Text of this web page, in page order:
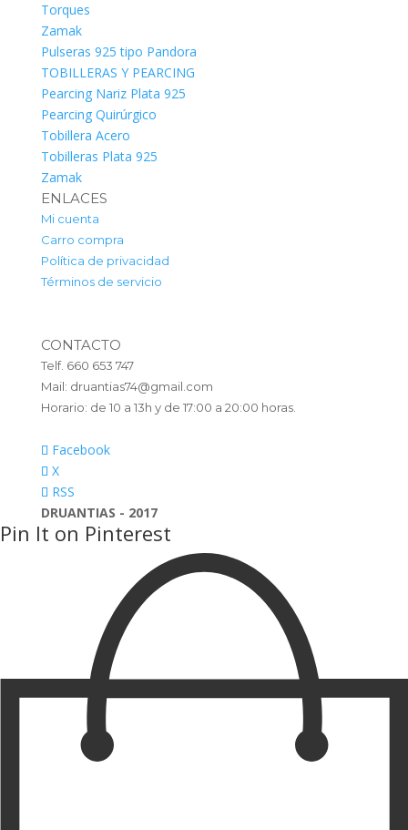
Torques
Zamak
Pulseras 925 tipo Pandora
TOBILLERAS Y PEARCING
Pearcing Nariz Plata 925
Pearcing Quirúrgico
Tobillera Acero
Tobilleras Plata 925
Zamak
ENLACES
Mi cuenta
Carro compra
Política de privacidad
Términos de servicio
CONTACTO
Telf. 660 653 747
Mail: druantias74@gmail.com
Horario: de 10 a 13h y de 17:00 a 20:00 horas.
Facebook
X
RSS
DRUANTIAS - 2017
Pin It on Pinterest